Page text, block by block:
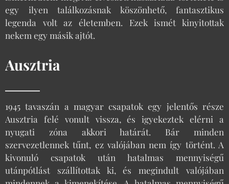
egy ilyen találkozásnak köszönhető, fantasztikus
legenda volt az életemben. Ezek ismét kinyitottak
nekem egy másik ajtót.
Ausztria
1945 tavaszán a magyar csapatok egy jelentős része
Ausztria felé vonult vissza, és igyekeztek elérni a
nyugati zóna akkori határát. Bár minden
szervezetlennek tűnt, ez valójában nem így történt. A
kivonuló csapatok után hatalmas mennyiségű
utánpótlást szállítottak ki, és megindult valójában